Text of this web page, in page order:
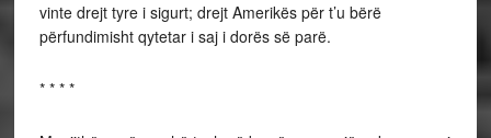
vinte drejt tyre i sigurt; drejt Amerikës për t’u bërë
përfundimisht qytetar i saj i dorës së parë.
* * * *